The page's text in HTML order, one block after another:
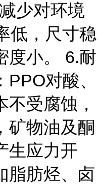
少对环境
低，尺寸稳
度小。 6.耐
对酸、
受腐蚀，
矿物油及酮
生应力开
脂肪烃、卤